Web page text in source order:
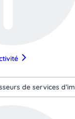
de services